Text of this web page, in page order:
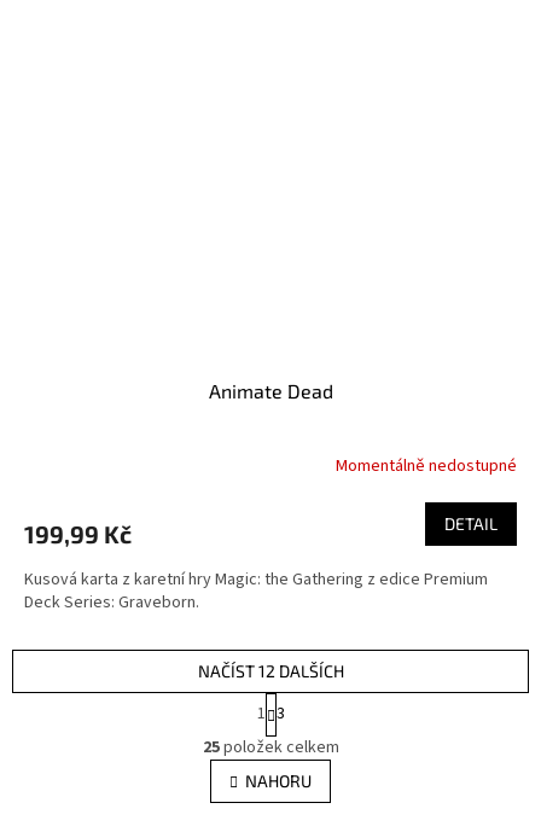
Animate Dead
Momentálně nedostupné
199,99 Kč DETAIL
Kusová karta z karetní hry Magic: the Gathering z edice Premium
Deck Series: Graveborn.
O
v
l
á
NAČÍST 12 DALŠÍCH
S
t
r
á
n
k
1 3
25položek celkem
NAHORU